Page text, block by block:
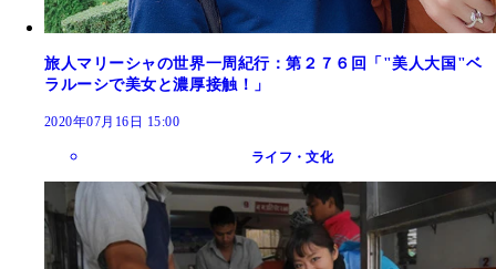
旅人マリーシャの世界一周紀行：第２７６回「"美人大国"ベ
ラルーシで美女と濃厚接触！」
2020年07月16日 15:00
ライフ・文化